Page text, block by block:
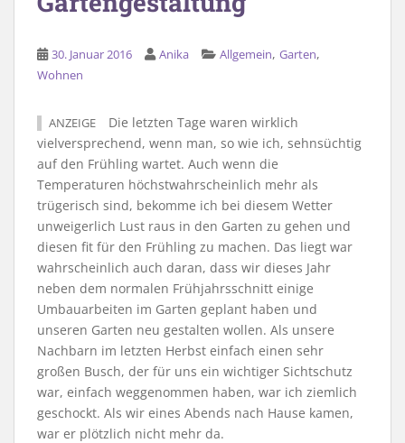
30. Januar 2016 Anika Allgemein, Garten,
Wohnen
ANZEIGE
Die letzten Tage waren wirklich
vielversprechend, wenn man, so wie ich, sehnsüchtig
auf den Frühling wartet. Auch wenn die
Temperaturen höchstwahrscheinlich mehr als
trügerisch sind, bekomme ich bei diesem Wetter
unweigerlich Lust raus in den Garten zu gehen und
diesen fit für den Frühling zu machen. Das liegt war
wahrscheinlich auch daran, dass wir dieses Jahr
neben dem normalen Frühjahrsschnitt einige
Umbauarbeiten im Garten geplant haben und
unseren Garten neu gestalten wollen. Als unsere
Nachbarn im letzten Herbst einfach einen sehr
großen Busch, der für uns ein wichtiger Sichtschutz
war, einfach weggenommen haben, war ich ziemlich
geschockt. Als wir eines Abends nach Hause kamen,
war er plötzlich nicht mehr da.